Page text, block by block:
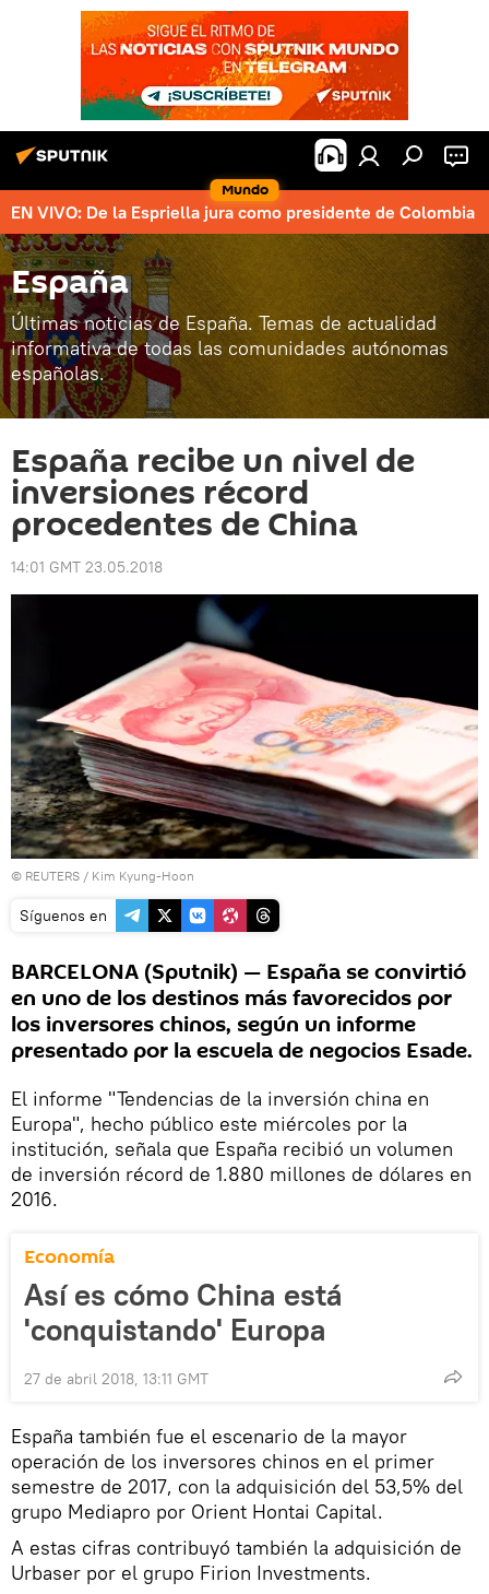
Mundo
EN VIVO: De la Espriella jura como presidente de Colombia
España
Últimas noticias de España. Temas de actualidad
informativa de todas las comunidades autónomas
españolas.
España recibe un nivel de
inversiones récord
procedentes de China
14:01 GMT 23.05.2018
© REUTERS / Kim Kyung-Hoon
Síguenos en
BARCELONA (Sputnik) — España se convirtió
en uno de los destinos más favorecidos por
los inversores chinos, según un informe
presentado por la escuela de negocios Esade.
El informe "Tendencias de la inversión china en
Europa", hecho público este miércoles por la
institución, señala que España recibió un volumen
de inversión récord de 1.880 millones de dólares en
2016.
Economía
Así es cómo China está
'conquistando' Europa
27 de abril 2018, 13:11 GMT
España también fue el escenario de la mayor
operación de los inversores chinos en el primer
semestre de 2017, con la adquisición del 53,5% del
grupo Mediapro por Orient Hontai Capital.
A estas cifras contribuyó también la adquisición de
Urbaser por el grupo Firion Investments.